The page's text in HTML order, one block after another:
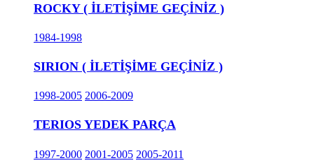
ROCKY ( İLETİŞİME GEÇİNİZ )
1984-1998
SIRION ( İLETİŞİME GEÇİNİZ )
1998-2005 2006-2009
TERIOS YEDEK PARÇA
1997-2000 2001-2005 2005-2011